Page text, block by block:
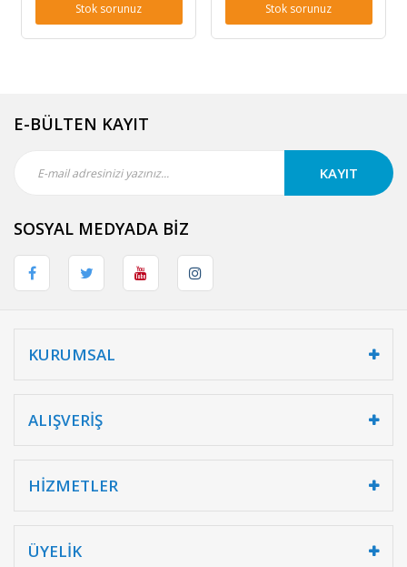
Stok sorunuz Stok sorunuz
E-BÜLTEN KAYIT
KAYIT
SOSYAL MEDYADA BİZ
KURUMSAL
ALIŞVERİŞ
HİZMETLER
ÜYELİK